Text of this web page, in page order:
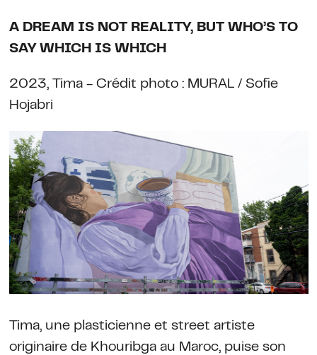
A DREAM IS NOT REALITY, BUT WHO’S TO
SAY WHICH IS WHICH
2023, Tima - Crédit photo : MURAL / Sofie
Hojabri
Tima, une plasticienne et street artiste
originaire de Khouribga au Maroc, puise son